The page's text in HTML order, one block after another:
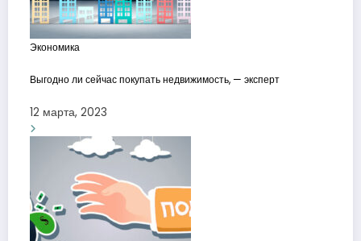
Экономика
Выгодно ли сейчас покупать недвижимость, — эксперт
12 марта, 2023